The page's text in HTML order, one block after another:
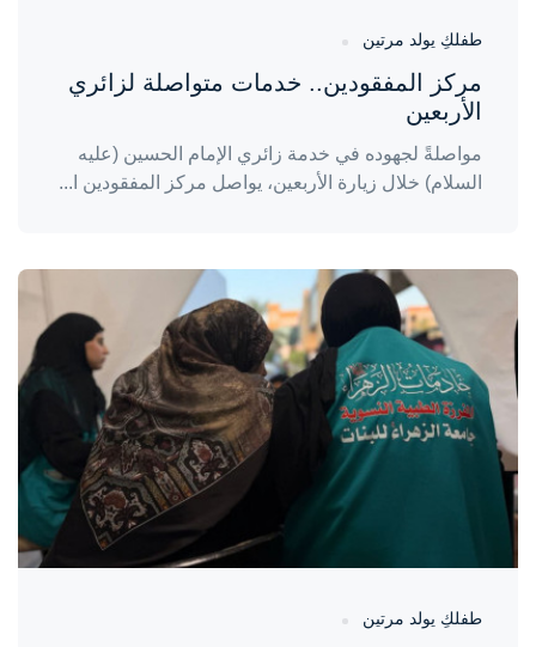
طفلكِ يولد مرتين
مركز المفقودين.. خدمات متواصلة لزائري
الأربعين
مواصلةً لجهوده في خدمة زائري الإمام الحسين (عليه
السلام) خلال زيارة الأربعين، يواصل مركز المفقودين ا...
واحة المرأة
منذ 3 أيام
طفلكِ يولد مرتين